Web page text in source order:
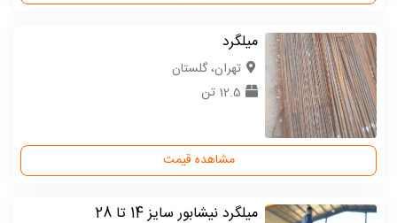
میلگرد
تهران، گلستان
12.5 تن
مشاهده قیمت
میلگرد نیشابور سایز 14 تا 28